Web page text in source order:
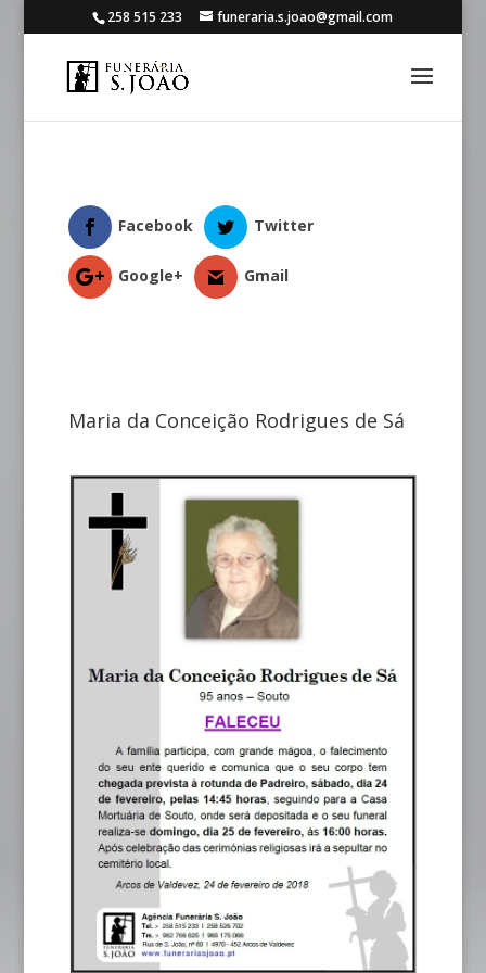
258 515 233 funeraria.s.joao@gmail.com
Facebook Twitter
Google+ Gmail
Maria da Conceição Rodrigues de Sá